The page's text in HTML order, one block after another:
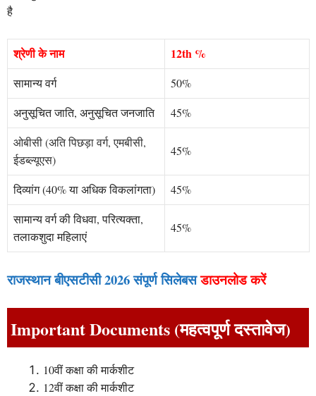
है
श्रेणी के नाम 12th %
सामान्य वर्ग
50%
अनुसूचित जाति, अनुसूचित जनजाति
45%
ओबीसी (अति पिछड़ा वर्ग,एमबीसी,
ईडब्ल्यूएस)
45%
दिव्यांग (40% या अधिक विकलांगता)
45%
सामान्य वर्ग की विधवा, परित्यक्ता,
तलाकशुदा महिलाएं
45%
राजस्थान बीएसटीसी 2026 संपूर्ण सिलेबसडाउनलोड करें
Important Documents (महत्वपूर्ण दस्तावेज)
10वीं कक्षा की मार्कशीट
12वीं कक्षा की मार्कशीट